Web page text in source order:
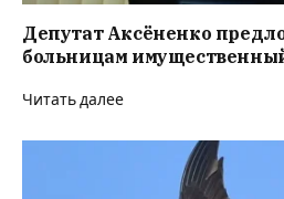
Депутат Аксёненко
больницам
Читать далее